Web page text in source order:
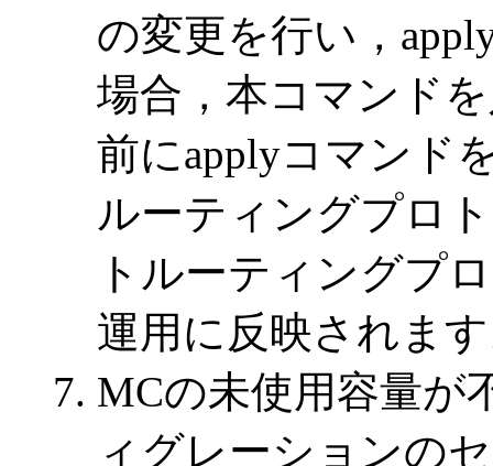
の変更を行い，
場合，本コマンド
前にapplyコマンド
ルーティングプロ
トルーティングプ
運用に反映されま
MCの未使用容量が
ィグレーションの